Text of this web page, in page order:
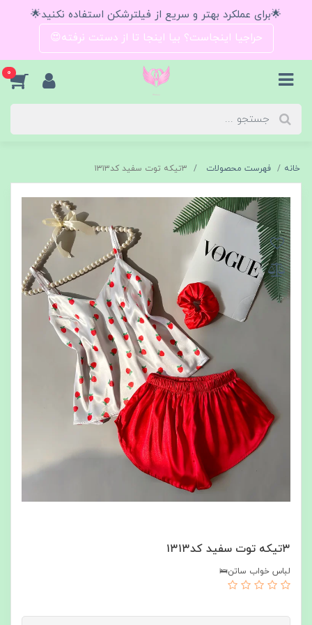
🌟برای عملکرد بهتر و سریع از فیلترشکن استفاده نکنید🌟
حراجیا اینجاست؟ بیا اینجا تا از دستت نرفته😍
0
خانه فهرست محصولات ۳تیکه توت سفید کد۱۳۱۳
۳تیکه توت سفید کد۱۳۱۳
لباس خواب ساتن🛌